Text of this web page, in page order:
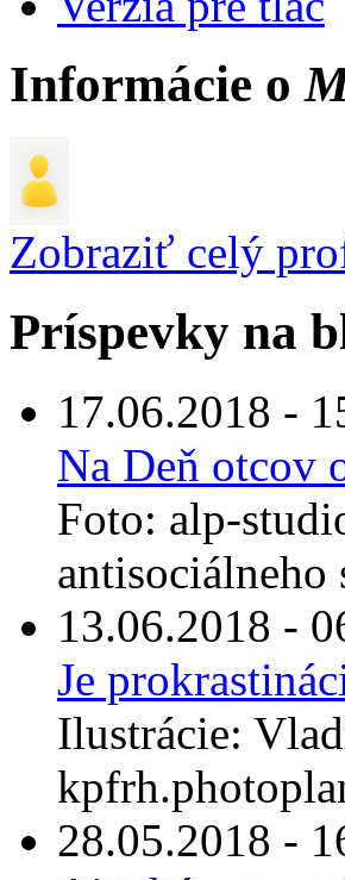
Informácie o
Zobraziť celý
Príspevky na
17.06.2018 -
Na Deň otcov
Foto: alp-
13.06.2018 -
Je
Ilustrácie:
28.05.2018 -